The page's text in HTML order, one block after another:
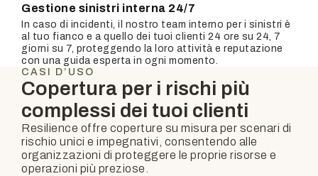
Gestione sinistri interna 24/7
In caso di incidenti, il nostro team interno per i sinistri è
al tuo fianco e a quello dei tuoi clienti 24 ore su 24, 7
giorni su 7, proteggendo la loro attività e reputazione
con una guida esperta in ogni momento.
CASI D’USO
Copertura per i rischi più
complessi dei tuoi clienti
Resilience offre coperture su misura per scenari di
rischio unici e impegnativi, consentendo alle
organizzazioni di proteggere le proprie risorse e
operazioni più preziose.